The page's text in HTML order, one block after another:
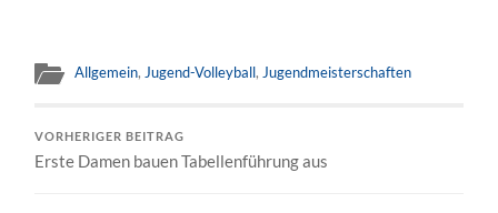
Allgemein,Jugend-Volleyball,Jugendmeisterschaften
VORHERIGER BEITRAG
Erste Damen bauen Tabellenführung aus